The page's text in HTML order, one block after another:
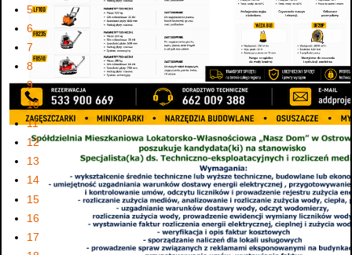
5
6
7
8
9
10
11
12
13
14
15
16
17